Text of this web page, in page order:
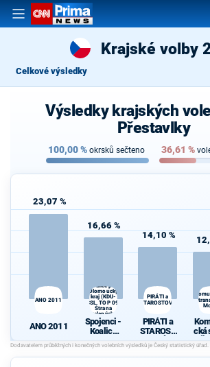
Krajské volby
Celkové výsledky
Výsledky krajských
Přestavlky
100,00% okrsků sečteno 36,61 %
23,07 %
ANO 2011
ANO 2011
16,66 %
Koalice pro
Olomoucký
kraj (KDU-
ČSL, TOP 09,
Strana
zelených,
ProOlomouc)
Spojenci -
Koalice
pro
Olomouck
ý kraj
14,10 %
PIRÁTI a
STAROSTOVÉ
PIRÁTI a
STAROST
OVÉ
cká